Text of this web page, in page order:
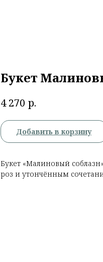
Букет
4 270 р.
Добавить в корзину
Букет «Малиновый
роз и утончённым